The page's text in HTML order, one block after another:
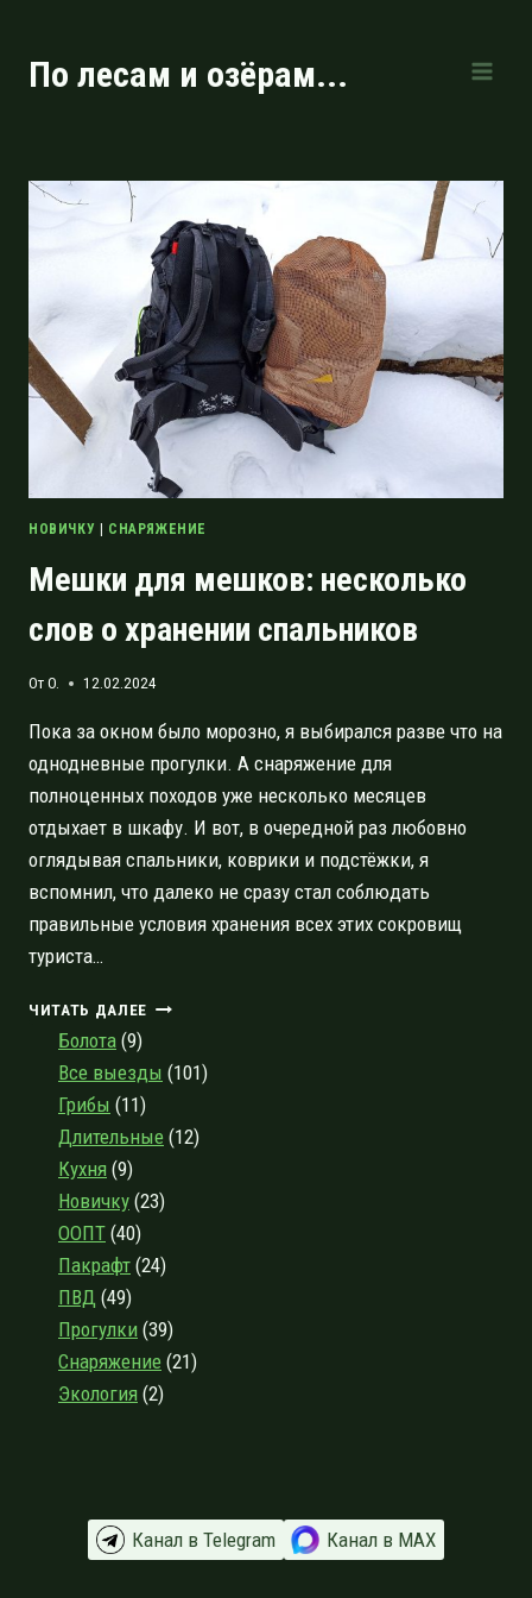
содержимому
По лесам и озёрам...
НОВИЧКУ | СНАРЯЖЕНИЕ
Мешки для мешков: несколько
слов о хранении спальников
ОтO. 12.02.2024
Пока за окном было морозно, я выбирался разве что на
однодневные прогулки. А снаряжение для
полноценных походов уже несколько месяцев
отдыхает в шкафу. И вот, в очередной раз любовно
оглядывая спальники, коврики и подстёжки, я
вспомнил, что далеко не сразу стал соблюдать
правильные условия хранения всех этих сокровищ
туриста…
ЧИТАТЬ ДАЛЕЕ МЕШКИ
НЕСКОЛЬКО
ХРАНЕНИИ
Болота (9)
Все выезды (101)
Грибы (11)
Длительные (12)
Кухня (9)
Новичку (23)
ООПТ (40)
Пакрафт (24)
ПВД (49)
Прогулки (39)
Снаряжение (21)
Экология (2)
Канал в Telegram Канал в МАХ